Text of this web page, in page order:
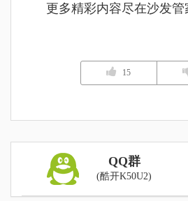
更多精彩内容尽在沙发管
15
QQ群
(酷开K50U2)